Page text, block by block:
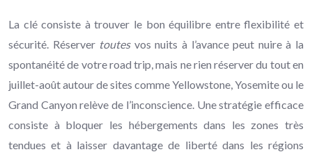
La clé consiste à trouver le bon équilibre entre flexibilité et
sécurité. Réserver toutesvos nuits à l’avance peut nuire à la
spontanéité de votre road trip, mais ne rien réserver du tout en
juillet-août autour de sites comme Yellowstone, Yosemite ou le
Grand Canyon relève de l’inconscience. Une stratégie efficace
consiste à bloquer les hébergements dans les zones très
tendues et à laisser davantage de liberté dans les régions